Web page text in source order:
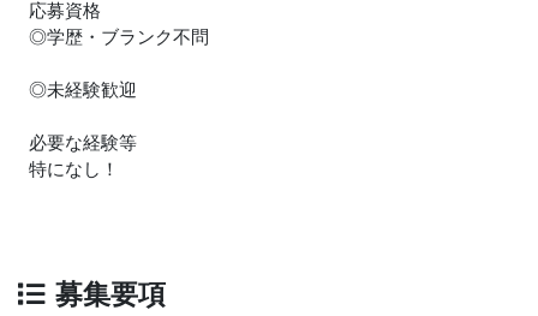
応募資格
◎学歴・ブランク不問
◎未経験歓迎
必要な経験等
特になし！
募集要項